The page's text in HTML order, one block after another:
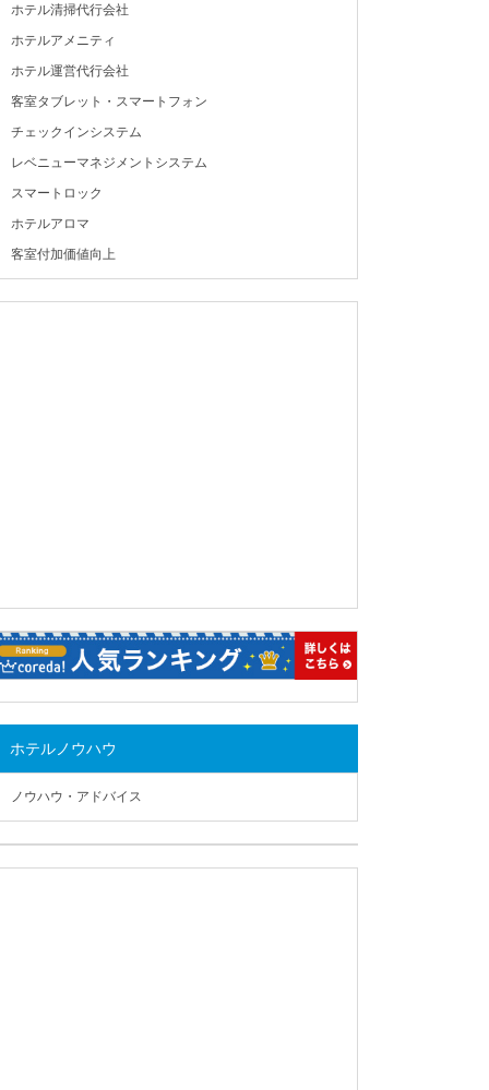
ホテル清掃代行会社
ホテルアメニティ
ホテル運営代行会社
客室タブレット・スマートフォン
チェックインシステム
レベニューマネジメントシステム
スマートロック
ホテルアロマ
客室付加価値向上
ホテルノウハウ
ノウハウ・アドバイス